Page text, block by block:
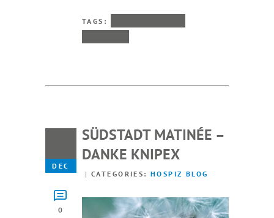
TAGS:
DEC
0
SÜDSTADT MATINÉE –
DANKE KNIPEX
CATEGORIES:HOSPIZ BLOG